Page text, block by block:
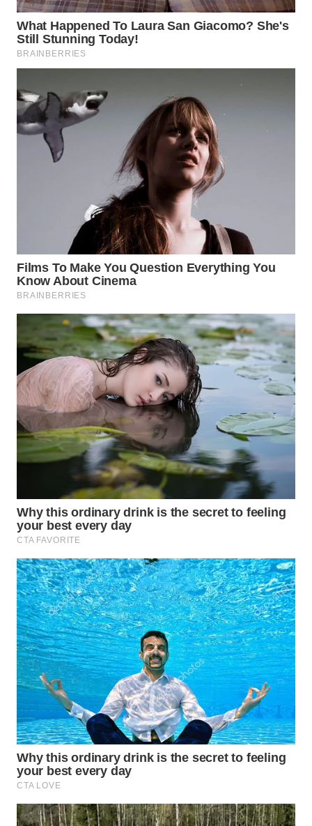
WN
PRIANGAN
TIMUR
WN
SEMARANG
WN
MADURA
WN
SURABAYA
WN
NATUNA
WN
BINTAN
WN
MANDALIKA
LIKUPANG
WN
LABUANBAJO
WN
BORNEO
Wahana
Media
Group
WAHANA
NEWS
WAHANA
TANI
WAHANA